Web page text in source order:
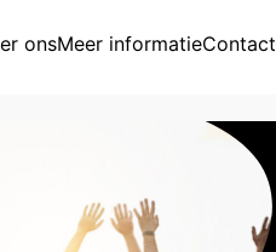
onsMeer informatieContact